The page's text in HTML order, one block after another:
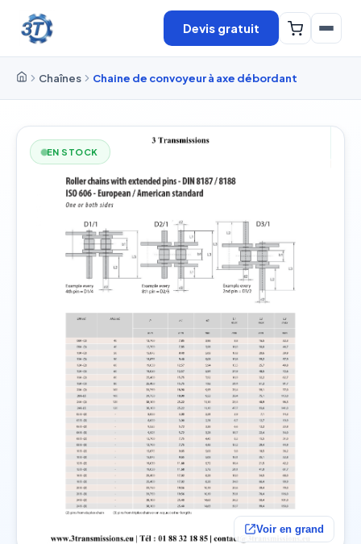
Devis gratuit
Chaînes Chaine de convoyeur à axe débordant
EN STOCK
Voir en grand